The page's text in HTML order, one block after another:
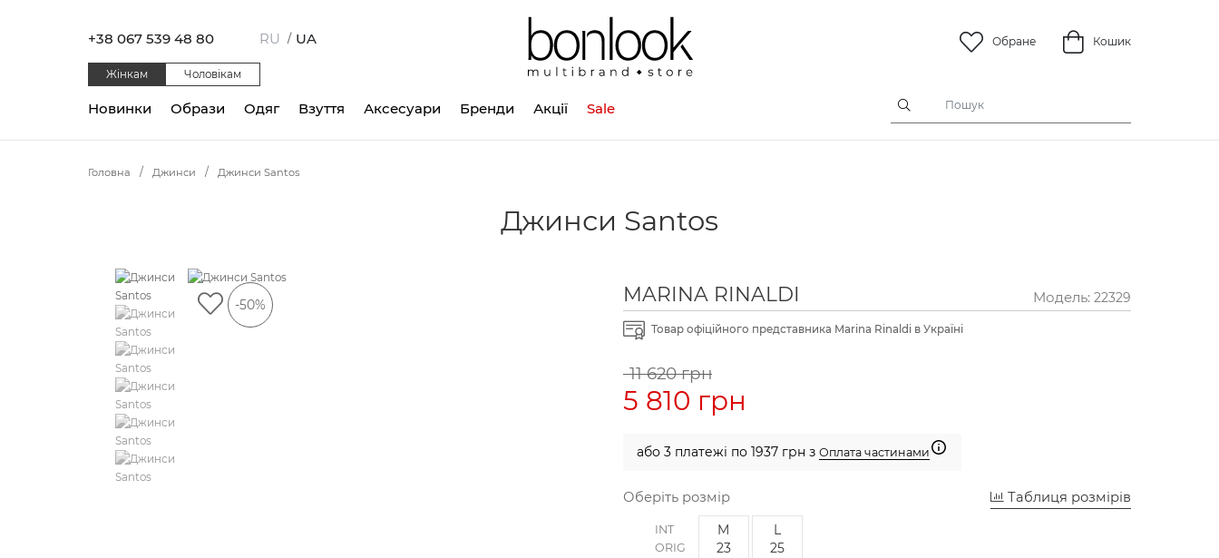
+38 067 539 48 80 RU / UA Обране Кошик
Жінкам Чоловікам
Одяг Взуття Аксесуари
Новинки Образи Бренди Акції Sale
Головна Джинси Джинси Santos
Джинси Santos
-50% MARINA RINALDI Модель: 22329
Товар офіційного представника Marina Rinaldi в Україні
11 620 грн
5 810 грн
або 3 платежі по 1937 грн з Оплата частинами
Оберіть розмір Таблиця розмірів
INT
ORIG
M
23
L
25